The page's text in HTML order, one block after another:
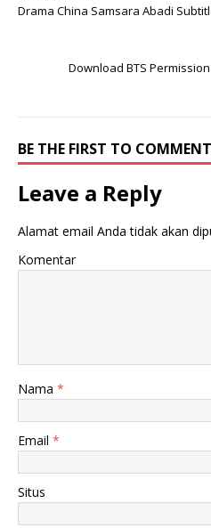
Drama China Samsara Abadi
Download BTS
BE THE FIRST TO COMMENT
Leave a Reply
Alamat email Anda tidak akan
Komentar
Nama *
Email *
Situs